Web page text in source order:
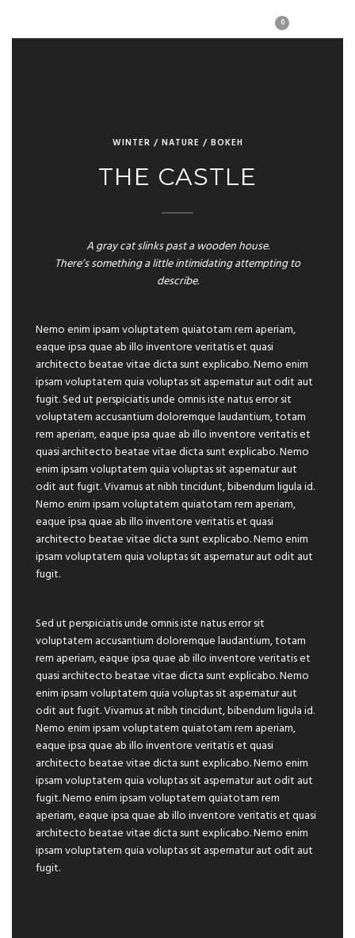
0
WINTER / NATURE / BOKEH
THE CASTLE
A gray cat slinks past a wooden house.
There’s something a little intimidating attempting to
describe.
Nemo enim ipsam voluptatem quiatotam rem aperiam,
eaque ipsa quae ab illo inventore veritatis et quasi
architecto beatae vitae dicta sunt explicabo. Nemo enim
ipsam voluptatem quia voluptas sit aspernatur aut odit aut
fugit. Sed ut perspiciatis unde omnis iste natus error sit
voluptatem accusantium doloremque laudantium, totam
rem aperiam, eaque ipsa quae ab illo inventore veritatis et
quasi architecto beatae vitae dicta sunt explicabo. Nemo
enim ipsam voluptatem quia voluptas sit aspernatur aut
odit aut fugit. Vivamus at nibh tincidunt, bibendum ligula id.
Nemo enim ipsam voluptatem quiatotam rem aperiam,
eaque ipsa quae ab illo inventore veritatis et quasi
architecto beatae vitae dicta sunt explicabo. Nemo enim
ipsam voluptatem quia voluptas sit aspernatur aut odit aut
fugit.
Sed ut perspiciatis unde omnis iste natus error sit
voluptatem accusantium doloremque laudantium, totam
rem aperiam, eaque ipsa quae ab illo inventore veritatis et
quasi architecto beatae vitae dicta sunt explicabo. Nemo
enim ipsam voluptatem quia voluptas sit aspernatur aut
odit aut fugit. Vivamus at nibh tincidunt, bibendum ligula id.
Nemo enim ipsam voluptatem quiatotam rem aperiam,
eaque ipsa quae ab illo inventore veritatis et quasi
architecto beatae vitae dicta sunt explicabo. Nemo enim
ipsam voluptatem quia voluptas sit aspernatur aut odit aut
fugit. Nemo enim ipsam voluptatem quiatotam rem
aperiam, eaque ipsa quae ab illo inventore veritatis et quasi
architecto beatae vitae dicta sunt explicabo. Nemo enim
ipsam voluptatem quia voluptas sit aspernatur aut odit aut
fugit.